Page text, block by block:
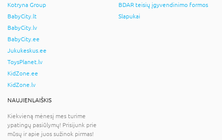
Kotryna Group
BabyCity.lt
BabyCity.lv
BabyCity.ee
Jukukeskus.ee
ToysPlanet.lv
KidZone.ee
KidZone.lv
BDAR teisių įgyvendinimo formos
Slapukai
NAUJIENLAIŠKIS
Kiekvieną mėnesį mes turime
ypatingų pasiūlymų! Prisijunk prie
mūsų ir apie juos sužinok pirmas!